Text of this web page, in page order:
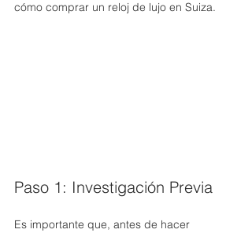
cómo comprar un reloj de lujo en Suiza.
Paso 1: Investigación Previa
Es importante que, antes de hacer